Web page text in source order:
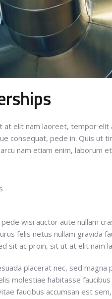
elit nam laoreet, tempor
consequat, pede in. Quis ut
nam etiam enim, laborum
wisi auctor aute nullam
felis netus nullam gravida
sit ac proin, sit ut at elit
placerat nec, sed
molestiae habitasse
faucibus accumsan est